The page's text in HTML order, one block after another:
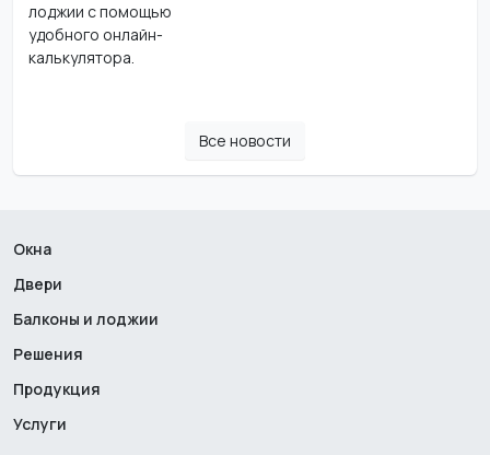
лоджии с помощью
удобного онлайн-
калькулятора.
Все новости
Окна
Двери
Балконы и лоджии
Решения
Продукция
Услуги